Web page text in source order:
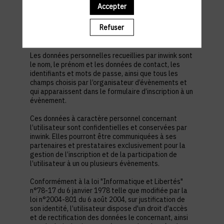
s’inscrire à un évènement, d’accéder au site d’un
évènement, et de consulter les informations
relatives à l’organisation pratique et logistique d’un
Les données personnelles recueillies par inwink sont
le nom, le prénom et les données de contact, les
identifiants et mots de passe, ainsi que tous les
champs choisis par l’organisateur d’évènements et
qui apparaissent dans le formulaire d’inscription à un
évènement.
Ces données à caractère personnel concernant
l’utilisateur sont confidentielles et conservées par
inwink. Elles pourront être communiquées à ses
partenaires et prestataires exclusivement pour la
gestion de l’inscription et de la participation de
l’utilisateur à un ou plusieurs évènements.
Conformément à la loi "Informatique et Libertés"
n°78-17 du 6 janvier 1978 telle que modifiée par la
loi n°2004-801 du 6 août 2004, sur justification de
son identité, l’utilisateur dispose d'un droit d'accès
et de rectification des données le concernant, ainsi
Accepter
Refuser